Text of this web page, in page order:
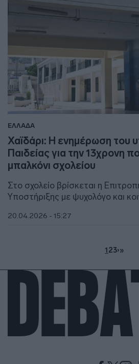
ΕΛΛΑΔΑ
Χαϊδάρι: Η ενημέρωση του
Παιδείας για την 13χρονη
μπαλκόνι σχολείου
Στο σχολείο βρίσκεται η
Υποστήριξης με ψυχολόγο και
20.04.2026 - 15:27
123›»